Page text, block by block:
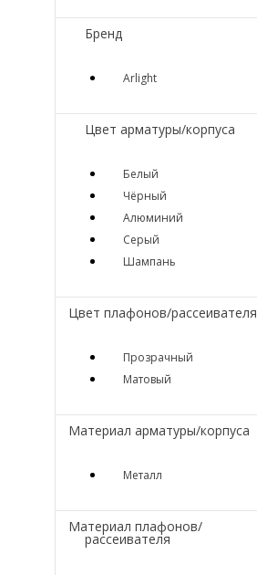
Бренд
Arlight
Цвет арматуры/корпуса
Белый
Чёрный
Алюминий
Серый
Шампань
Цвет плафонов/рассеивателя
Прозрачный
Матовый
Материал арматуры/корпуса
Металл
Материал плафонов/
рассеивателя